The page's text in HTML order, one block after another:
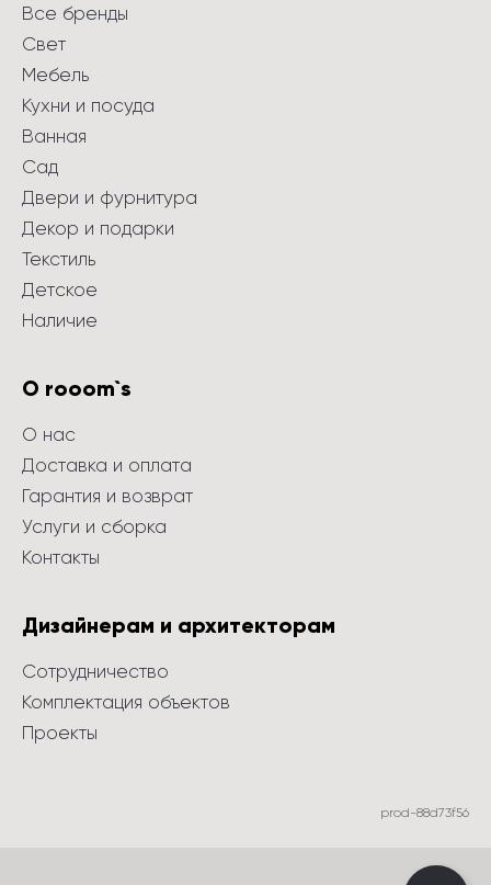
Все бренды
Свет
Мебель
Кухни и посуда
Ванная
Сад
Двери и фурнитура
Декор и подарки
Текстиль
Детское
Наличие
О rooom`s
О нас
Доставка и оплата
Гарантия и возврат
Услуги и сборка
Контакты
Дизайнерам и архитекторам
Сотрудничество
Комплектация объектов
Проекты
prod-88d73f56